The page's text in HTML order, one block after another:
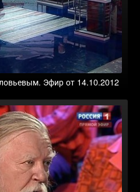
Эфир от 14.10.2012